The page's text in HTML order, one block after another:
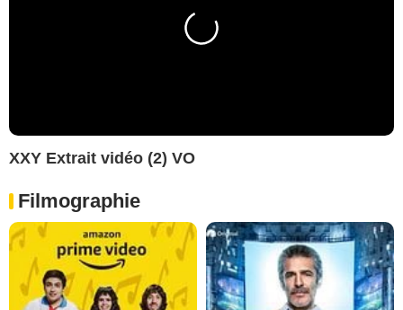
XXY Extrait vidéo (2) VO
Filmographie